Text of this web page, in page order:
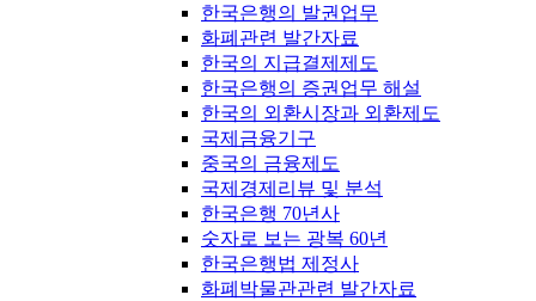
한국은행의 발권업무
화폐관련 발간자료
한국의 지급결제제도
한국은행의 증권업무 해설
한국의 외환시장과 외환제도
국제금융기구
중국의 금융제도
국제경제리뷰 및 분석
한국은행 70년사
숫자로 보는 광복 60년
한국은행법 제정사
화폐박물관관련 발간자료